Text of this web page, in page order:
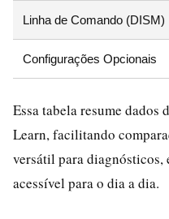
Linha de Comando (DISM)
Configurações Opcionais
Essa tabela resume
Learn, facilitando
versátil para diagnósticos,
acessível para o dia a dia.